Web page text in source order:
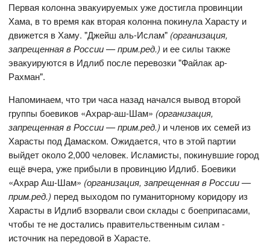
Первая колонна эвакуируемых уже достигла провинции
Хама, в то время как вторая колонна покинула Харасту и
движется в Хаму. "Джейш аль-Ислам" (организация,
запрещенная в России — прим.ред.) и ее силы также
эвакуируются в Идлиб после перевозки "Файлак ар-
Рахман".
Напоминаем, что три часа назад начался вывод второй
группы боевиков «Ахрар-аш-Шам» (организация,
запрещенная в России — прим.ред.) и членов их семей из
Харасты под Дамаском. Ожидается, что в этой партии
выйдет около 2,000 человек. Исламисты, покинувшие город
ещё вчера, уже прибыли в провинцию Идлиб. Боевики
«Ахрар Аш-Шам» (организация, запрещенная в России —
прим.ред.) перед выходом по гуманиторному коридору из
Харасты в Идлиб взорвали свои склады с боеприпасами,
чтобы те не достались правительственным силам -
источник на передовой в Харасте.